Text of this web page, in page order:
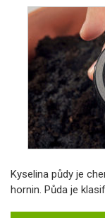
Kyselina půdy je
hornin. Půda je